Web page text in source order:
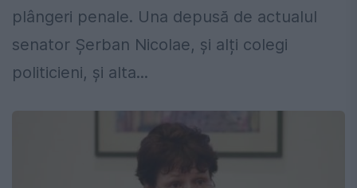
plângeri penale. Una depusă de actualul
senator Șerban Nicolae, și alți colegi
politicieni, și alta...